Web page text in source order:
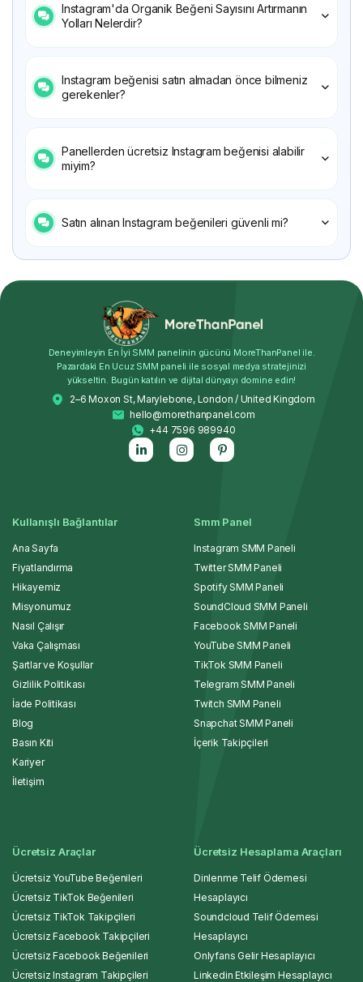
Instagram'da Organik Beğeni Sayısını Artırmanın
Yolları Nelerdir?
Instagram beğenisi satın almadan önce bilmeniz
gerekenler?
Panellerden ücretsiz Instagram beğenisi alabilir
miyim?
Satın alınan Instagram beğenileri güvenli mi?
Deneyimleyin En İyi SMM panelinin gücünü MoreThanPanel ile.
Pazardaki En Ucuz SMM paneli ile sosyal medya stratejinizi
yükseltin. Bugün katılın ve dijital dünyayı domine edin!
2–6 Moxon St, Marylebone, London / United Kingdom
hello@morethanpanel.com
+44 7596 989940
Kullanışlı Bağlantılar
Ana Sayfa
Fiyatlandırma
Hikayemiz
Misyonumuz
Nasıl Çalışır
Vaka Çalışması
Şartlar ve Koşullar
Gizlilik Politikası
İade Politikası
Blog
Basın Kiti
Kariyer
İletişim
Smm Panel
Instagram SMM Paneli
Twitter SMM Paneli
Spotify SMM Paneli
SoundCloud SMM Paneli
Facebook SMM Paneli
YouTube SMM Paneli
TikTok SMM Paneli
Telegram SMM Paneli
Twitch SMM Paneli
Snapchat SMM Paneli
İçerik Takipçileri
Ücretsiz Araçlar
Ücretsiz YouTube Beğenileri
Ücretsiz TikTok Beğenileri
Ücretsiz TikTok Takipçileri
Ücretsiz Facebook Takipçileri
Ücretsiz Facebook Beğenileri
Ücretsiz Instagram Takipçileri
Ücretsiz Hesaplama Araçları
Dinlenme Telif Ödemesi
Hesaplayıcı
Soundcloud Telif Ödemesi
Hesaplayıcı
Onlyfans Gelir Hesaplayıcı
Linkedin Etkileşim Hesaplayıcı